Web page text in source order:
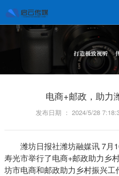
电商+邮政，助力
发布日期 ： 2024/5/28
潍坊日报社潍坊融媒讯 7月
寿光市举行了电商+邮政助力乡
坊市电商和邮政助力乡村振兴工